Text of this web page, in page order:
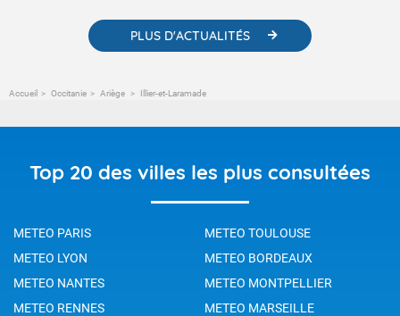
PLUS D'ACTUALITÉS
Accueil Occitanie Ariège Illier-et-Laramade
Top 20 des villes les plus consultées
METEO PARIS
METEO TOULOUSE
METEO LYON
METEO BORDEAUX
METEO NANTES
METEO MONTPELLIER
METEO RENNES
METEO MARSEILLE